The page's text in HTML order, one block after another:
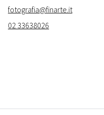
fotografia@finarte.it
02 33638026